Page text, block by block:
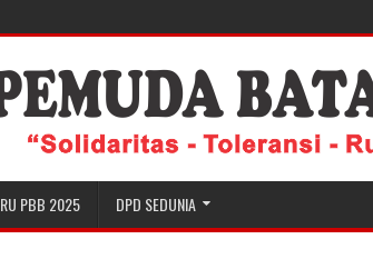
PBB 2025 DPD SEDUNIA